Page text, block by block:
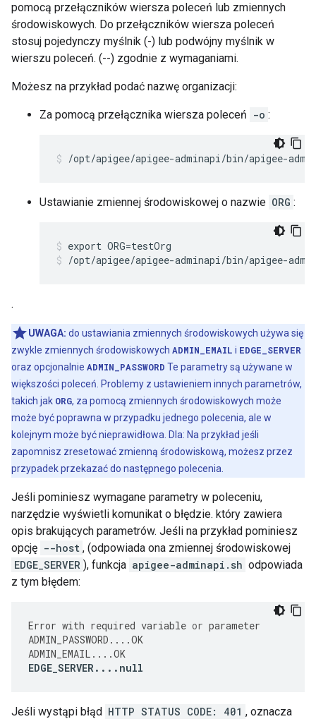
pomocą przełączników wiersza poleceń lub zmiennych
środowiskowych. Do przełączników wiersza poleceń
stosuj pojedynczy myślnik (-) lub podwójny myślnik w
wierszu poleceń. (--) zgodnie z wymaganiami.
Możesz na przykład podać nazwę organizacji:
Za pomocą przełącznika wiersza poleceń -o :
/opt/apigee/apigee-adminapi/bin/apigee-
Ustawianie zmiennej środowiskowej o nazwie ORG :
/opt/apigee/apigee-adminapi/bin/apigee-
.
UWAGA: do ustawiania zmiennych środowiskowych używa się
zwykle zmiennych środowiskowych ADMIN_EMAIL i EDGE_SERVER
oraz opcjonalnie ADMIN_PASSWORD Te parametry są używane w
większości poleceń. Problemy z ustawieniem innych parametrów,
takich jak ORG, za pomocą zmiennych środowiskowych może
może być poprawna w przypadku jednego polecenia, ale w
kolejnym może być nieprawidłowa. Dla: Na przykład jeśli
zapomnisz zresetować zmienną środowiskową, możesz przez
przypadek przekazać do następnego polecenia.
Jeśli pominiesz wymagane parametry w poleceniu,
narzędzie wyświetli komunikat o błędzie. który zawiera
opis brakujących parametrów. Jeśli na przykład pominiesz
opcję --host , (odpowiada ona zmiennej środowiskowej
EDGE_SERVER ), funkcja apigee-adminapi.sh odpowiada
z tym błędem:
Error with required variable or parameter
ADMIN_PASSWORD ....OK
ADMIN_EMAIL ....OK
EDGE_SERVER.... null
Jeśli wystąpi błąd HTTP STATUS CODE: 401 , oznacza